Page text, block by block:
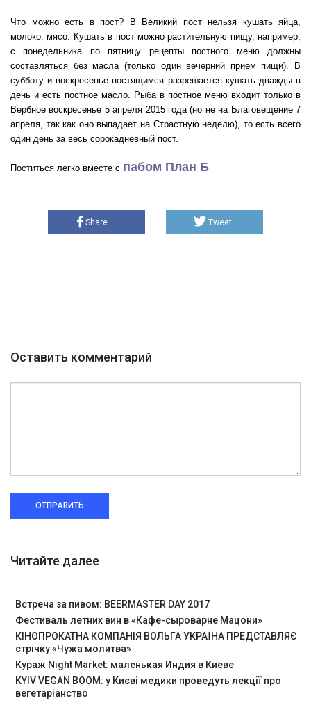
Что можно есть в пост? В Великий пост нельзя кушать яйца,
молоко, мясо. Кушать в пост можно растительную пищу, например,
с понедельника по пятницу рецепты постного меню должны
составляться без масла (только один вечерний прием пищи). В
субботу и воскресенье постящимся разрешается кушать дважды в
день и есть постное масло. Рыба в постное меню входит только в
Вербное воскресенье 5 апреля 2015 года (но не на Благовещение 7
апреля, так как оно выпадает на Страстную неделю), то есть всего
один день за весь сорокадневный пост.
Поститься легко вместе с пабом План Б
Share Tweet
Оставить комментарий
ОТПРАВИТЬ
Читайте далее
Встреча за пивом: BEERMASTER DAY 2017
Фестиваль летних вин в «Кафе-сыроварне Мацони»
КІНОПРОКАТНА КОМПАНІЯ ВОЛЬГА УКРАЇНА ПРЕДСТАВЛЯЄ
стрічку «Чужа молитва»
Кураж Night Market: маленькая Индия в Киеве
KYIV VEGAN BOOM: у Києві медики проведуть лекції про
вегетаріанство